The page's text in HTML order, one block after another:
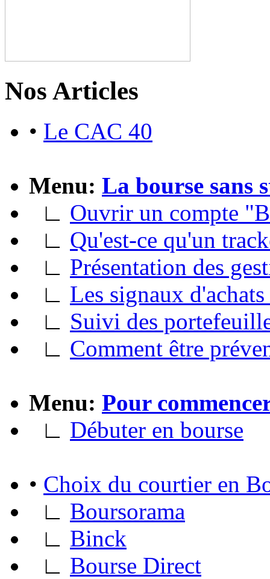
Nos Articles
• Le CAC 40
Menu: La bourse sans
∟ Ouvrir un compte
∟ Qu'est-ce qu'un
∟ Présentation des
∟ Les signaux
∟ Suivi des
∟ Comment être
Menu: Pour
∟ Débuter en bourse
• Choix du courtier en
∟ Boursorama
∟ Binck
∟ Bourse Direct